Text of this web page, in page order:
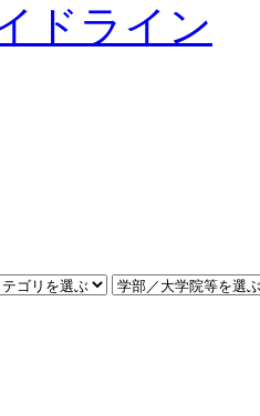
ドライン